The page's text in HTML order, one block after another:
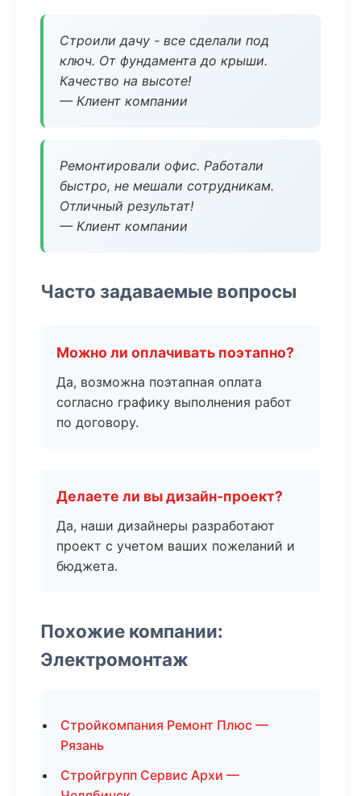
Строили дачу - все сделали под
ключ. От фундамента до крыши.
Качество на высоте!
— Клиент компании
Ремонтировали офис. Работали
быстро, не мешали сотрудникам.
Отличный результат!
— Клиент компании
Часто задаваемые вопросы
Можно ли оплачивать поэтапно?
Да, возможна поэтапная оплата
согласно графику выполнения работ
по договору.
Делаете ли вы дизайн-проект?
Да, наши дизайнеры разработают
проект с учетом ваших пожеланий и
бюджета.
Похожие компании:
Электромонтаж
Стройкомпания Ремонт Плюс —
Рязань
Стройгрупп Сервис Архи —